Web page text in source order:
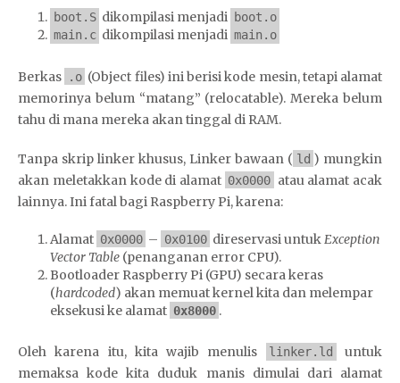
boot.S dikompilasi menjadi boot.o
main.c dikompilasi menjadi main.o
Berkas .o (Object files) ini berisi kode mesin, tetapi alamat
memorinya belum “matang” (relocatable). Mereka belum
tahu di mana mereka akan tinggal di RAM.
Tanpa skrip linker khusus, Linker bawaan ( ld ) mungkin
akan meletakkan kode di alamat 0x0000 atau alamat acak
lainnya. Ini fatal bagi Raspberry Pi, karena:
Alamat 0x0000 – 0x0100 direservasi untuk Exception
Vector Table (penanganan error CPU).
Bootloader Raspberry Pi (GPU) secara keras
(hardcoded) akan memuat kernel kita dan melempar
eksekusi ke alamat 0x8000 .
Oleh karena itu, kita wajib menulis linker.ld
untuk
memaksa kode kita duduk manis dimulai dari alamat